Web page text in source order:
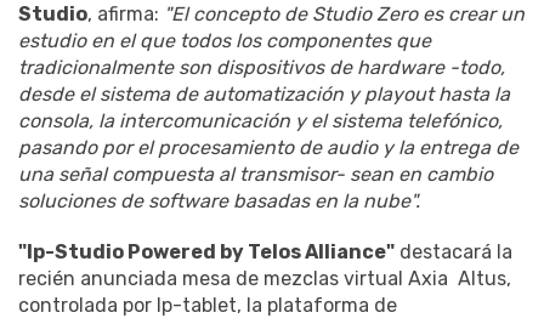
Studio, afirma: "El concepto de Studio Zero es crear un
estudio en el que todos los componentes que
tradicionalmente son dispositivos de hardware -todo,
desde el sistema de automatización y playout hasta la
consola, la intercomunicación y el sistema telefónico,
pasando por el procesamiento de audio y la entrega de
una señal compuesta al transmisor- sean en cambio
soluciones de software basadas en la nube".
"Ip-Studio Powered by Telos Alliance" destacará la
recién anunciada mesa de mezclas virtual Axia Altus,
controlada por Ip-tablet, la plataforma de